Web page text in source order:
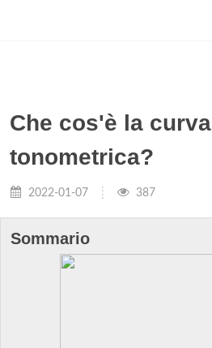
Che cos'è la curva
tonometrica?
2022-01-07 387
Sommario